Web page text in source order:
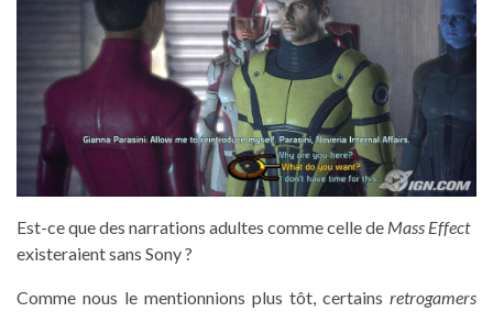
Est-ce que des narrations adultes comme celle de Mass Effect
existeraient sans Sony ?
Comme nous le mentionnions plus tôt, certains retrogamers